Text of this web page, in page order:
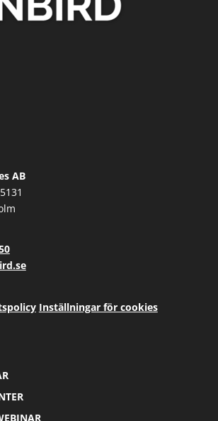
AB
Inställningar för cookies